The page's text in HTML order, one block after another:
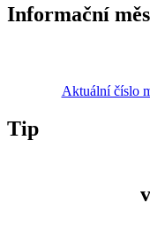
Informační
Aktuální číslo
Tip